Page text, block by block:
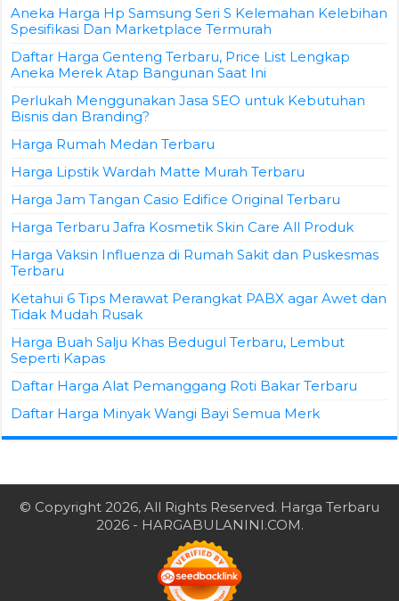
Aneka Harga Hp Samsung Seri S Kelemahan Kelebihan
Spesifikasi Dan Marketplace Termurah
Daftar Harga Genteng Terbaru, Price List Lengkap
Aneka Merek Atap Bangunan Saat Ini
Perlukah Menggunakan Jasa SEO untuk Kebutuhan
Bisnis dan Branding?
Harga Rumah Medan Terbaru
Harga Lipstik Wardah Matte Murah Terbaru
Harga Jam Tangan Casio Edifice Original Terbaru
Harga Terbaru Jafra Kosmetik Skin Care All Produk
Harga Vaksin Influenza di Rumah Sakit dan Puskesmas
Terbaru
Ketahui 6 Tips Merawat Perangkat PABX agar Awet dan
Tidak Mudah Rusak
Harga Buah Salju Khas Bedugul Terbaru, Lembut
Seperti Kapas
Daftar Harga Alat Pemanggang Roti Bakar Terbaru
Daftar Harga Minyak Wangi Bayi Semua Merk
© Copyright 2026, All Rights Reserved. Harga Terbaru
2026- HARGABULANINI.COM.